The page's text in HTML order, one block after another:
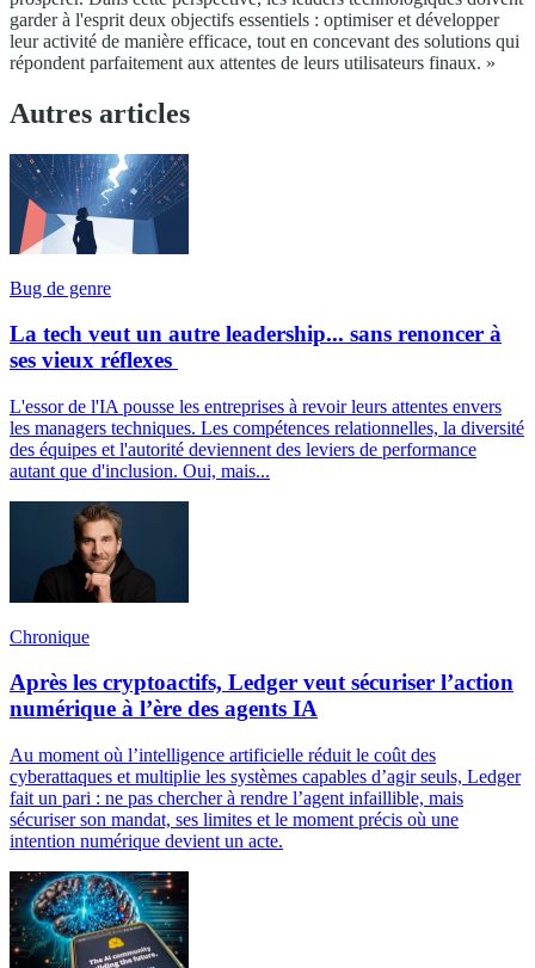
garder à l'esprit deux objectifs essentiels : optimiser et développer
leur activité de manière efficace, tout en concevant des solutions qui
répondent parfaitement aux attentes de leurs utilisateurs finaux. »
Autres articles
Bug de genre
La tech veut un autre leadership... sans renoncer à
ses vieux réflexes
L'essor de l'IA pousse les entreprises à revoir leurs attentes envers
les managers techniques. Les compétences relationnelles, la diversité
des équipes et l'autorité deviennent des leviers de performance
autant que d'inclusion. Oui, mais...
Chronique
Après les cryptoactifs, Ledger veut sécuriser l’action
numérique à l’ère des agents IA
Au moment où l’intelligence artificielle réduit le coût des
cyberattaques et multiplie les systèmes capables d’agir seuls, Ledger
fait un pari : ne pas chercher à rendre l’agent infaillible, mais
sécuriser son mandat, ses limites et le moment précis où une
intention numérique devient un acte.